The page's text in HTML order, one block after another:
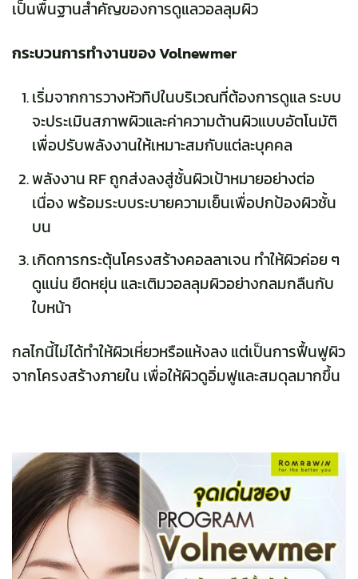
เป็นพื้นฐานสำคัญของการดูแลวอลลุมผิว
กระบวนการทำงานของ Volnewmer
เริ่มจากการวางหัวทิปในบริเวณที่ต้องการดูแล ระบบ
จะประเมินสภาพผิวและค่าความต้านผิวแบบอัตโนมัติ
เพื่อปรับพลังงานให้เหมาะสมกับแต่ละบุคคล
พลังงาน RF ถูกส่งลงสู่ชั้นผิวเป้าหมายอย่างต่อ
เนื่อง พร้อมระบบระบายความเย็นเพื่อปกป้องผิวชั้น
บน
เกิดการกระตุ้นโครงสร้างคอลลาเจน ทำให้ผิวค่อย ๆ
ดูแน่น ยืดหยุ่น และเติมวอลลุมผิวอย่างกลมกลืนกับ
ใบหน้า
กลไกนี้ไม่ได้ทำให้ผิวเหี่ยวหรือแห้งลง แต่เป็นการฟื้นฟูผิว
จากโครงสร้างภายใน เพื่อให้ผิวดูอิ่มฟูและสมดุลมากขึ้น